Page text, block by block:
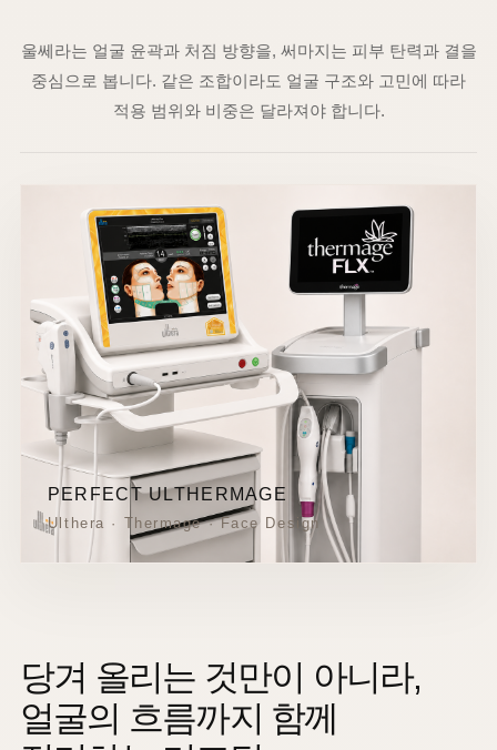
울쎄라는 얼굴 윤곽과 처짐 방향을, 써마지는 피부 탄력과 결을
중심으로 봅니다. 같은 조합이라도 얼굴 구조와 고민에 따라
적용 범위와 비중은 달라져야 합니다.
PERFECT ULTHERMAGE
Ulthera · Thermage · Face Design
당겨 올리는 것만이 아니라,
얼굴의 흐름까지 함께